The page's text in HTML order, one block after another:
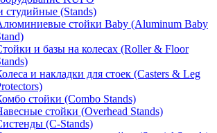
студийные (Stands)
стойки Baby (Aluminum Baby
и базы на колесах (Roller & Floor
и накладки для стоек (Casters & Leg
стойки (Combo Stands)
стойки (Overhead Stands)
(C-Stands)